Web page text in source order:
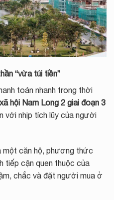
“vừa túi tiền”
toán nhanh trong thời
hội Nam Long 2 giai đoạn 3
với nhịp tích lũy của người
một căn hộ, phương thức
tiếp cận quen thuộc của
chắc và đặt người mua ở